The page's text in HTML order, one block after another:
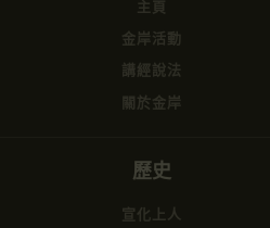
主頁
金岸活動
講經說法
關於金岸
歷史
宣化上人